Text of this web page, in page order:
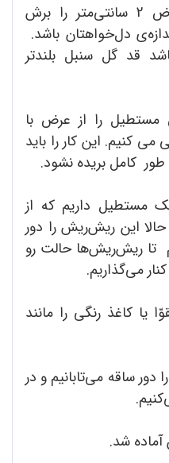
1. یک مستطیل بلند با عرض 2 سانتی‌متر را برش
دل‌خواهتان باشد.
قد گل سنبل بلندتر
مستطیل را از عرض با
می‌ کنیم. این کار را باید
کامل بریده نشود.
مستطیل داریم که از
این ریش‌‌ریش را دور
تا ریش‌ریش‌ها حالت رو
می‌گذاریم.
یا کاغذ رنگی را مانند
ساقه می‌تابانیم و در
شد.